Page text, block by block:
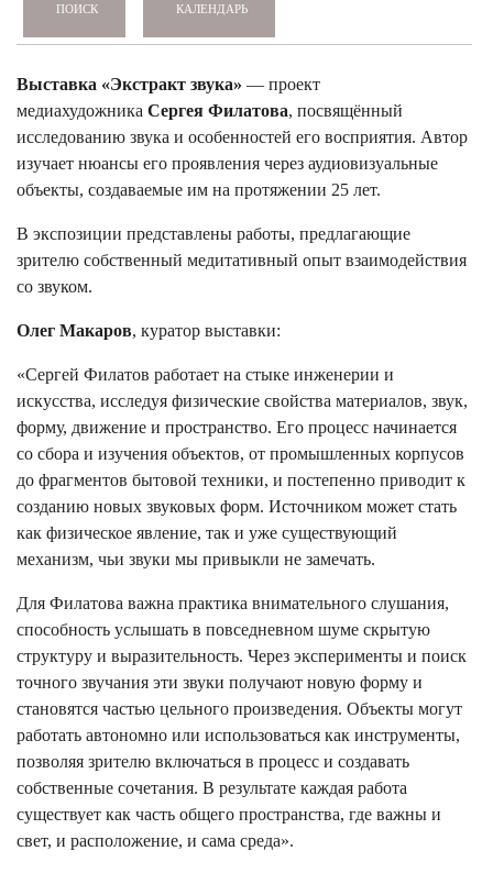
ПОИСК КАЛЕНДАРЬ
Выставка «Экстракт звука» — проект
медиахудожника Сергея Филатова, посвящённый
исследованию звука и особенностей его восприятия. Автор
изучает нюансы его проявления через аудиовизуальные
объекты, создаваемые им на протяжении 25 лет.
В экспозиции представлены работы, предлагающие
зрителю собственный медитативный опыт взаимодействия
со звуком.
Олег Макаров, куратор выставки:
«Сергей Филатов работает на стыке инженерии и
искусства, исследуя физические свойства материалов, звук,
форму, движение и пространство. Его процесс начинается
со сбора и изучения объектов, от промышленных корпусов
до фрагментов бытовой техники, и постепенно приводит к
созданию новых звуковых форм. Источником может стать
как физическое явление, так и уже существующий
механизм, чьи звуки мы привыкли не замечать.
Для Филатова важна практика внимательного слушания,
способность услышать в повседневном шуме скрытую
структуру и выразительность. Через эксперименты и поиск
точного звучания эти звуки получают новую форму и
становятся частью цельного произведения. Объекты могут
работать автономно или использоваться как инструменты,
позволяя зрителю включаться в процесс и создавать
собственные сочетания. В результате каждая работа
существует как часть общего пространства, где важны и
свет, и расположение, и сама среда».